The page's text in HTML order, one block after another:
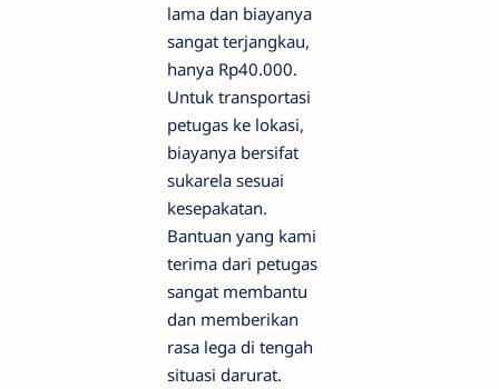
lama dan biayanya
sangat terjangkau,
hanya Rp40.000.
Untuk transportasi
petugas ke lokasi,
biayanya bersifat
sukarela sesuai
kesepakatan.
Bantuan yang kami
terima dari petugas
sangat membantu
dan memberikan
rasa lega di tengah
situasi darurat.